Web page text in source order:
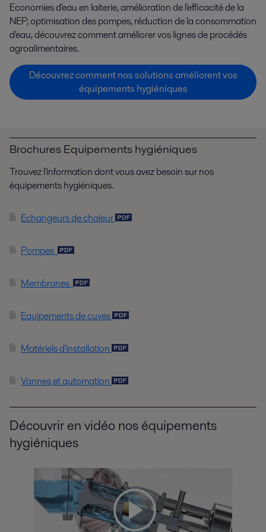
Economies d'eau en laiterie, amélioration de l'efficacité de la
NEP, optimisation des pompes, réduction de la consommation
d'eau, découvrez comment améliorer vos lignes de procédés
agroalimentaires.
Découvrez comment nos solutions améliorent vos
équipements hygiéniques
Brochures Equipements hygiéniques
Trouvez l'information dont vous avez besoin sur nos
équipements hygiéniques.
Echangeurs de chaleur
Pompes
Membranes
Equipements de cuves
Matériels d'installation
Vannes et automation
Découvrir en vidéo nos équipements
hygiéniques